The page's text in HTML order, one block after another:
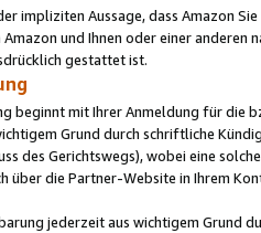
impliziten Aussage, dass Amazon
und Ihnen oder einer
gestattet ist.
beginnt mit Ihrer Anmeldung für die
Grund durch schriftliche
des Gerichtswegs), wobei eine
über die Partner-Website in Ihrem
jederzeit aus wichtigem Grund